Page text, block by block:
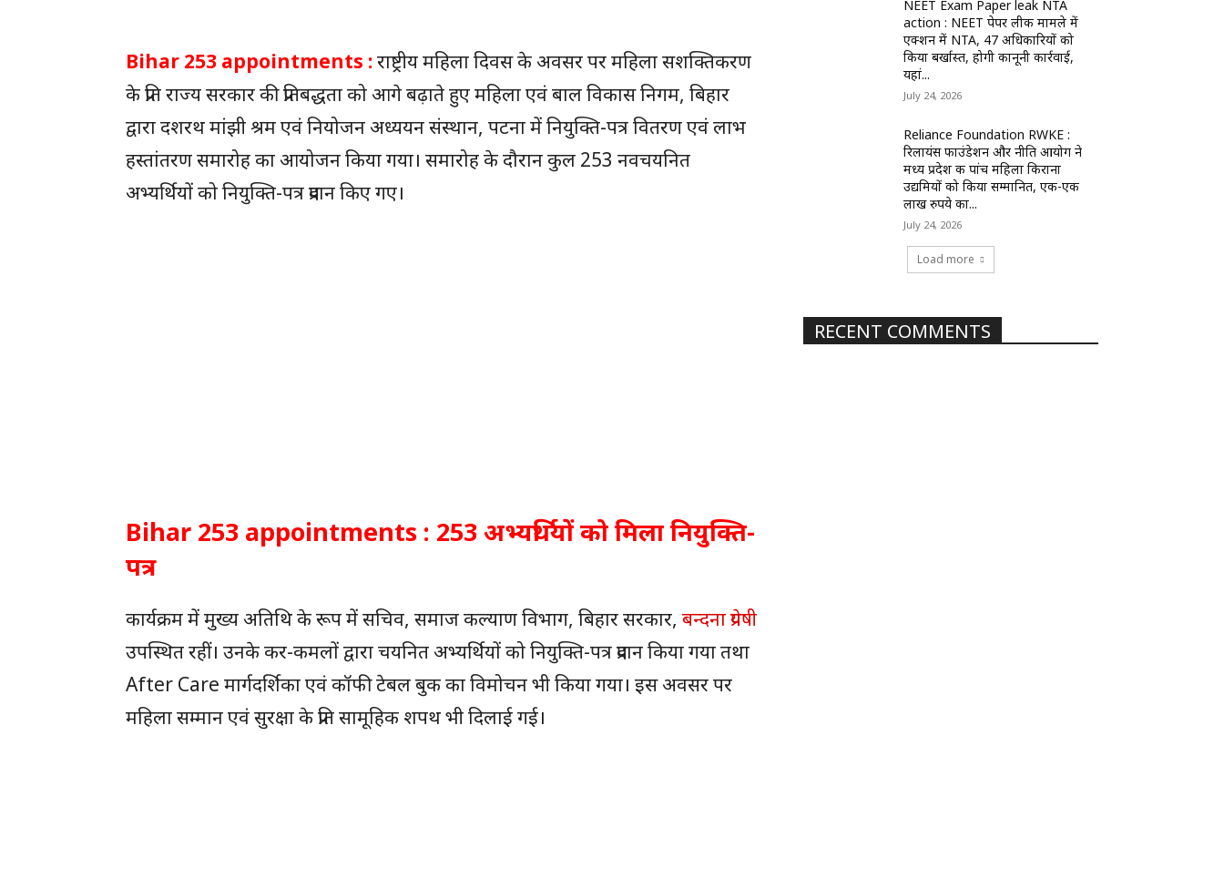
Bihar 253 appointments :राष्ट्रीय महिला दिवस के अवसर पर महिला सशक्तिकरण
के प्रति राज्य सरकार की प्रतिबद्धता को आगे बढ़ाते हुए महिला एवं बाल विकास निगम, बिहार
द्वारा दशरथ मांझी श्रम एवं नियोजन अध्ययन संस्थान, पटना में नियुक्ति-पत्र वितरण एवं लाभ
हस्तांतरण समारोह का आयोजन किया गया। समारोह के दौरान कुल 253 नवचयनित
अभ्यर्थियों को नियुक्ति-पत्र प्रदान किए गए।
Bihar 253 appointments : 253 अभ्यर्थियों को मिला नियुक्ति-
पत्र
कार्यक्रम में मुख्य अतिथि के रूप में सचिव, समाज कल्याण विभाग, बिहार सरकार, बन्दना प्रेयषी
उपस्थित रहीं। उनके कर-कमलों द्वारा चयनित अभ्यर्थियों को नियुक्ति-पत्र प्रदान किया गया तथा
After Care मार्गदर्शिका एवं कॉफी टेबल बुक का विमोचन भी किया गया। इस अवसर पर
महिला सम्मान एवं सुरक्षा के प्रति सामूहिक शपथ भी दिलाई गई।
NEET Exam Paper leak NTA
action : NEET पेपर लीक मामले में
एक्शन में NTA, 47 अधिकारियों को
किया बर्खास्त, होगी कानूनी कार्रवाई,
यहां...
July 24, 2026
Reliance Foundation RWKE :
रिलायंस फाउंडेशन और नीति आयोग ने
मध्य प्रदेश की पांच महिला किराना
उद्यमियों को किया सम्मानित, एक-एक
लाख रुपये का...
July 24, 2026
Load more
RECENT COMMENTS